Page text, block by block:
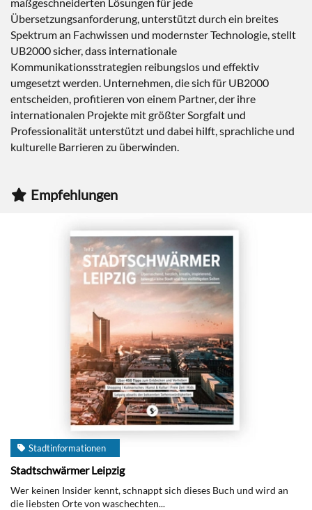
Übersetzungsanforderung, unterstützt durch ein breites
Spektrum an Fachwissen und modernster Technologie, stellt
UB2000 sicher, dass internationale
Kommunikationsstrategien reibungslos und effektiv
umgesetzt werden. Unternehmen, die sich für UB2000
entscheiden, profitieren von einem Partner, der ihre
internationalen Projekte mit größter Sorgfalt und
Professionalität unterstützt und dabei hilft, sprachliche und
kulturelle Barrieren zu überwinden.
Empfehlungen
Stadtinformationen
Stadtschwärmer Leipzig
Wer keinen Insider kennt, schnappt sich dieses Buch und wird an
die liebsten Orte von waschechten...